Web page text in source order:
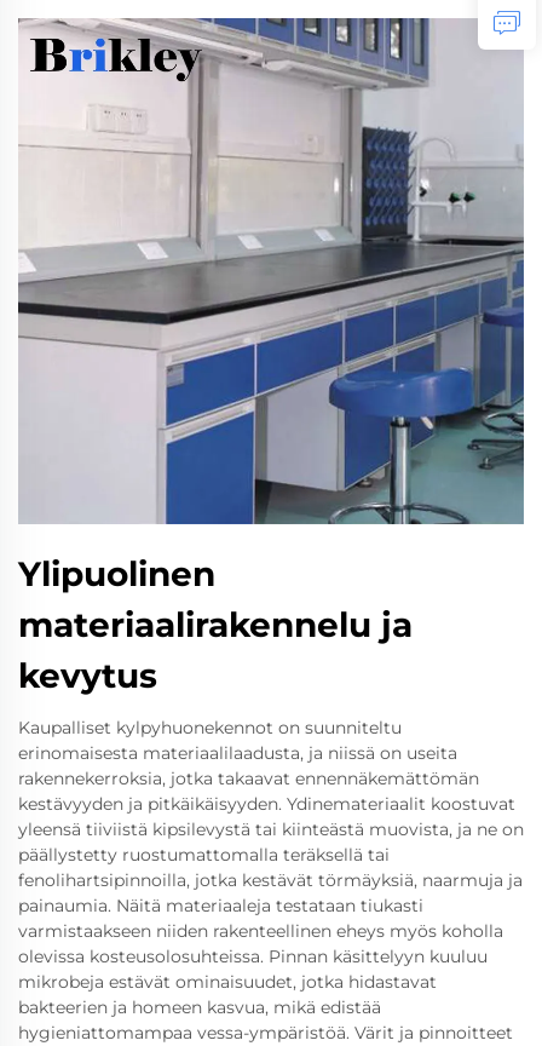
Ylipuolinen
materiaalirakennelu ja
kevytus
Kaupalliset kylpyhuonekennot on suunniteltu
erinomaisesta materiaalilaadusta, ja niissä on useita
rakennekerroksia, jotka takaavat ennennäkemättömän
kestävyyden ja pitkäikäisyyden. Ydinemateriaalit koostuvat
yleensä tiiviistä kipsilevystä tai kiinteästä muovista, ja ne on
päällystetty ruostumattomalla teräksellä tai
fenolihartsipinnoilla, jotka kestävät törmäyksiä, naarmuja ja
painaumia. Näitä materiaaleja testataan tiukasti
varmistaakseen niiden rakenteellinen eheys myös koholla
olevissa kosteusolosuhteissa. Pinnan käsittelyyn kuuluu
mikrobeja estävät ominaisuudet, jotka hidastavat
bakteerien ja homeen kasvua, mikä edistää
hygieniattomampaa vessa-ympäristöä. Värit ja pinnoitteet